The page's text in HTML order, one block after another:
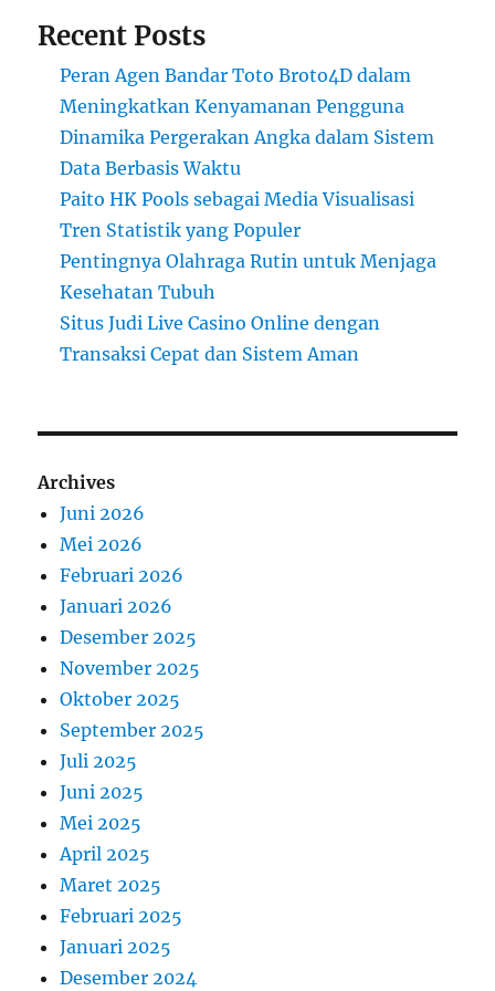
Recent Posts
Peran Agen Bandar Toto Broto4D dalam
Meningkatkan Kenyamanan Pengguna
Dinamika Pergerakan Angka dalam Sistem
Data Berbasis Waktu
Paito HK Pools sebagai Media Visualisasi
Tren Statistik yang Populer
Pentingnya Olahraga Rutin untuk Menjaga
Kesehatan Tubuh
Situs Judi Live Casino Online dengan
Transaksi Cepat dan Sistem Aman
Archives
Juni 2026
Mei 2026
Februari 2026
Januari 2026
Desember 2025
November 2025
Oktober 2025
September 2025
Juli 2025
Juni 2025
Mei 2025
April 2025
Maret 2025
Februari 2025
Januari 2025
Desember 2024